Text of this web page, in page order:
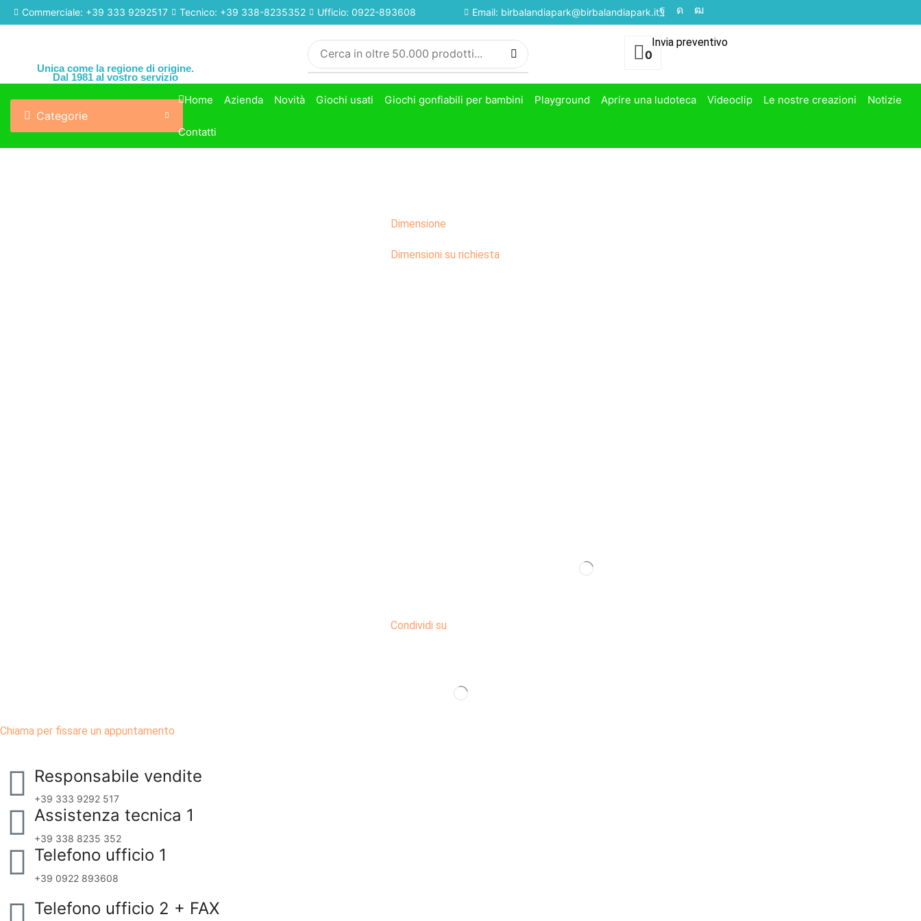
Commerciale: +39 333 9292517 Tecnico: +39 338-8235352 Ufficio: 0922-893608 Email: birbalandiapark@birbalandiapark.it
Unica come la regione di origine.
Dal 1981 al vostro servizio
0
Invia preventivo
Categorie
Home Azienda Novità Giochi usati Giochi gonfiabili per bambini Playground Aprire una ludoteca Videoclip Le nostre creazioni Notizie
Contatti
Dimensione
Dimensioni su richiesta
Condividi su
Chiama per fissare un appuntamento
Responsabile vendite
+39 333 9292 517
Assistenza tecnica 1
+39 338 8235 352
Telefono ufficio 1
+39 0922 893608
Telefono ufficio 2 + FAX